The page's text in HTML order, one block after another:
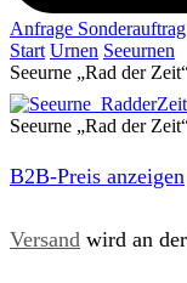
Anfrage Sonderauftrag
Start Urnen Seeurnen
Seeurne „Rad der
Seeurne „Rad der
B2B-Preis anzeigen
Versand wird an